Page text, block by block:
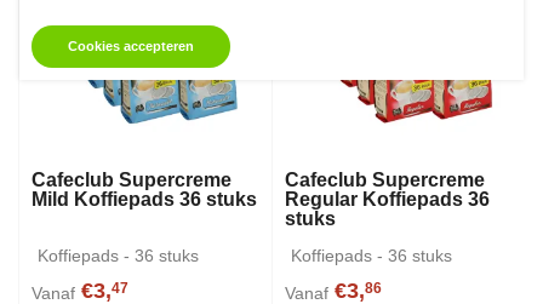
Cafeclub Supercreme
Mild Koffiepads 36 stuks
Koffiepads - 36 stuks
Vanaf €3,47
Cafeclub Supercreme
Regular Koffiepads 36
stuks
Koffiepads - 36 stuks
Vanaf €3,86
Cookies accepteren